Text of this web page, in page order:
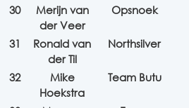
30
Merijn van
der Veer
Opsnoek
31
Ronald van
der Til
Northsilver
32
Mike
Hoekstra
Team Butu